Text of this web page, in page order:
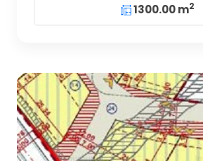
1300.00 m2